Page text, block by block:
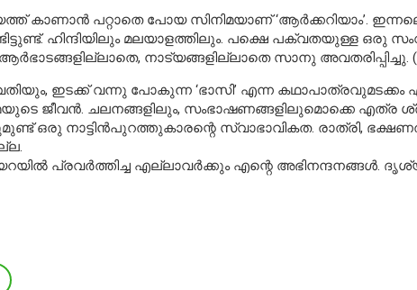
കാണാന്‍ പറ്റാതെ പോയ സിനിമയാണ് ‘ആര്‍ക്കറിയാം’.
ഹിന്ദിയിലും മലയാളത്തിലും. പക്ഷെ പക്വതയുള്ള ഒരു
നാട്യങ്ങളില്ലാതെ സാനു അവതരിപ്പിച്ചു.
ഇടക്ക് വന്നു പോകുന്ന ‘ഭാസി’ എന്ന കഥാപാത്രവുമടക്കം
ജീവന്‍. ചലനങ്ങളിലും, സംഭാഷണങ്ങളിലുമൊക്കെ
ഒരു നാട്ടിന്‍പുറത്തുകാരന്റെ സ്വാഭാവികത. രാത്രി,
പ്രവര്‍ത്തിച്ച എല്ലാവര്‍ക്കും എന്റെ അഭിനന്ദനങ്ങള്‍.